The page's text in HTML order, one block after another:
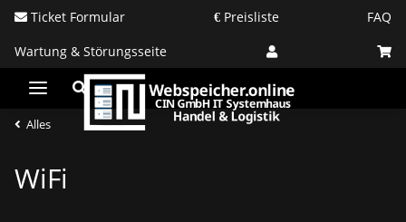
Ticket Formular Preisliste
FAQ
Wartung & Störungsseite
Alles
WiFi